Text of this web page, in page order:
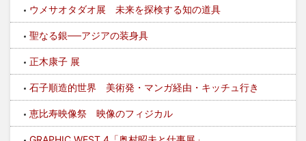
ウメサオタダオ展 未来を探検する知の道具
聖なる銀──アジアの装身具
正木康子 展
石子順造的世界 美術発・マンガ経由・キッチュ行き
恵比寿映像祭 映像のフィジカル